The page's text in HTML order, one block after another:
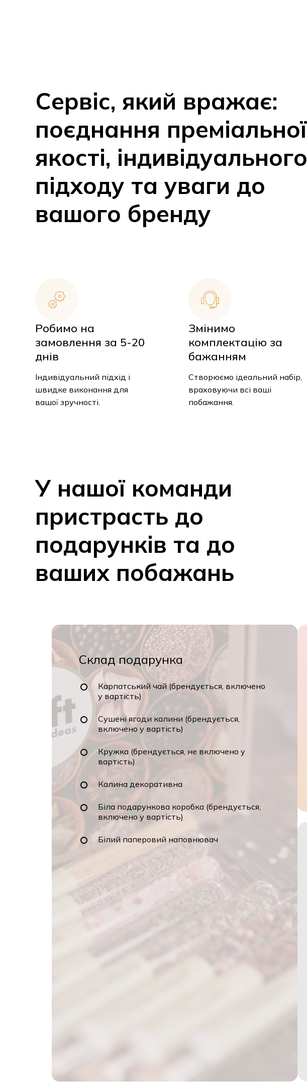
Сервіс, який вражає:
поєднання преміальної
якості, індивідуального
підходу та уваги до
вашого бренду
Робимо на
замовлення за 5-20
днів
Індивідуальний підхід і
швидке виконання для
вашої зручності.
Змінимо
комплектацію за
бажанням
Створюємо ідеальний набір,
враховуючи всі ваші
побажання.
У нашої команди
пристрасть до
подарунків та до
ваших побажань
Склад подарунка
Карпатський чай (брендується, включено
у вартість)
Сушені ягоди калини (брендується,
включено у вартість)
Кружка (брендується, не включено у
вартість)
Калина декоративна
Біла подарункова коробка (брендується,
включено у вартість)
Білий паперовий наповнювач